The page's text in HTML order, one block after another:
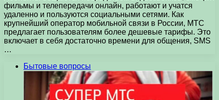
фильмы и телепередачи онлайн, работают и учатся
удаленно и пользуются социальными сетями. Как
крупнейший оператор мобильной связи в России, МТС
предлагает пользователям более дешевые тарифы. Это
включает в себя достаточно времени для общения, SMS
…
Бытовые вопросы